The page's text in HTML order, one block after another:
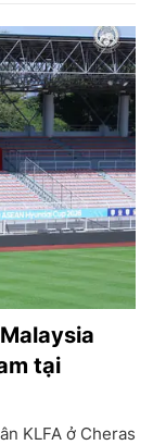
tại
KLFA ở Cheras